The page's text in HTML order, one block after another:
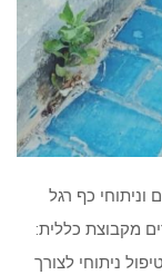
וניתוחי כף רגל
מקבוצת כללית:
ניתוחי לצורך